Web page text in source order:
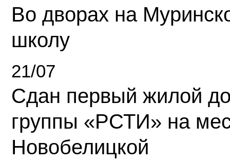
Во дворах на
школу
21/07
Сдан первый жилой
группы «РСТИ» на
Новобелицкой